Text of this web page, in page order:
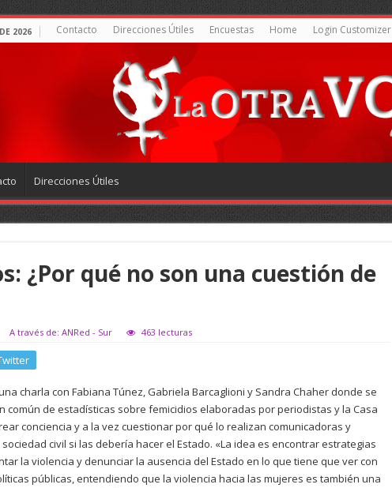
2026 Contacto Direcciones Útiles Encuestas Home Login Customizer
Direcciones Útiles
¿Por qué no son una cuestión de
A través de: ANRed - Sur 463 lecturas
charla con Fabiana Túnez, Gabriela Barcaglioni y Sandra Chaher donde se
común de estadísticas sobre femicidios elaboradas por periodistas y la Casa
conciencia y a la vez cuestionar por qué lo realizan comunicadoras y
civil si las debería hacer el Estado. «La idea es encontrar estrategias
la violencia y denunciar la ausencia del Estado en lo que tiene que ver con
públicas, entendiendo que la violencia hacia las mujeres es también una